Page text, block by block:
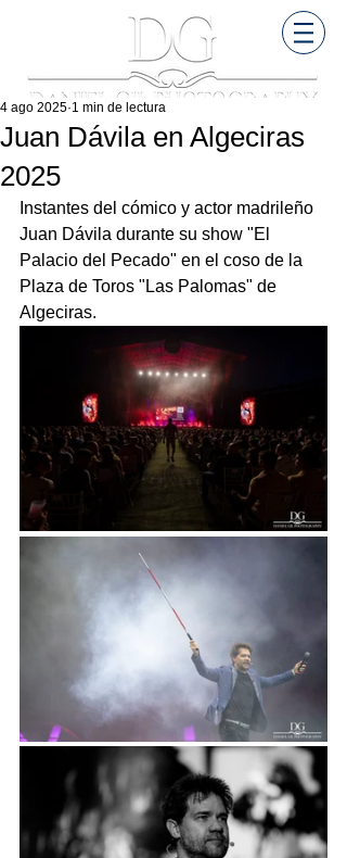
Juan Dávila en Algeciras
2025
4 ago 2025 1 min de lectura
Instantes del cómico y actor madrileño
Juan Dávila durante su show "El
Palacio del Pecado" en el coso de la
Plaza de Toros "Las Palomas" de
Algeciras.